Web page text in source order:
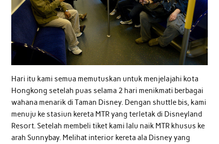
Hari itu kami semua memutuskan untuk menjelajahi kota
Hongkong setelah puas selama 2 hari menikmati berbagai
wahana menarik di Taman Disney. Dengan shuttle bis, kami
menuju ke stasiun kereta MTR yang terletak di Disneyland
Resort. Setelah membeli tiket kami lalu naik MTR khusus ke
arah Sunnybay. Melihat interior kereta ala Disney yang